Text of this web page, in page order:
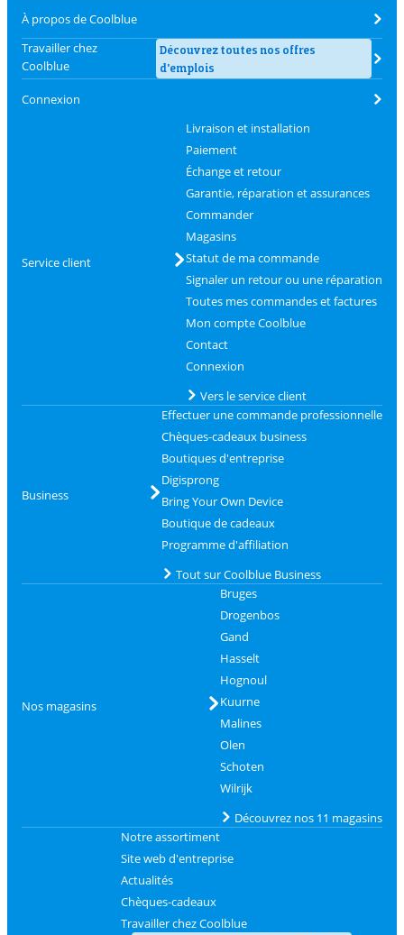
À propos de Coolblue
Travailler chez
Coolblue
Découvrez toutes nos offres
d'emplois
Connexion
Service client
Livraison et installation
Paiement
Échange et retour
Garantie, réparation et assurances
Commander
Magasins
Statut de ma commande
Signaler un retour ou une réparation
Toutes mes commandes et factures
Mon compte Coolblue
Contact
Connexion
Vers le service client
Business
Effectuer une commande professionnelle
Chèques-cadeaux business
Boutiques d'entreprise
Digisprong
Bring Your Own Device
Boutique de cadeaux
Programme d'affiliation
Tout sur Coolblue Business
Nos magasins
Bruges
Drogenbos
Gand
Hasselt
Hognoul
Kuurne
Malines
Olen
Schoten
Wilrijk
Découvrez nos 11 magasins
Notre assortiment
Site web d'entreprise
Actualités
Chèques-cadeaux
Travailler chez Coolblue